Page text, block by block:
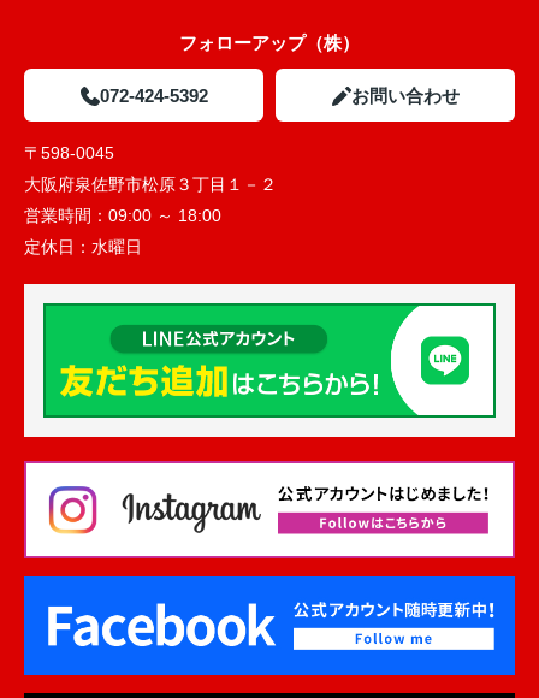
フォローアップ（株）
072-424-5392 お問い合わせ
〒598-0045
大阪府泉佐野市松原３丁目１－２
営業時間： 09:00 ～ 18:00
定休日： 水曜日